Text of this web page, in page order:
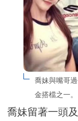
喬妹與嘴哥
金搭檔之一
喬妹留著一頭